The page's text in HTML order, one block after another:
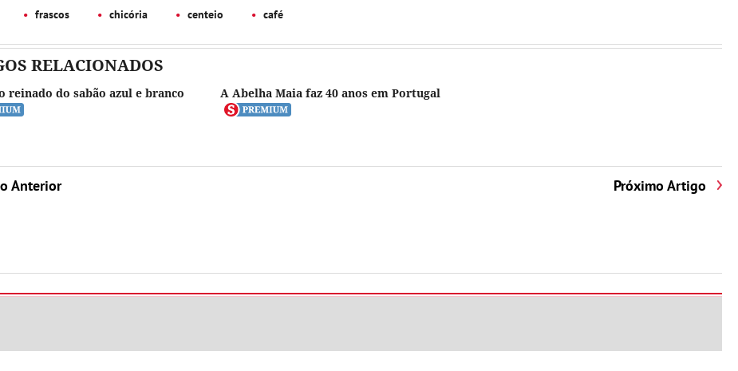
frascos chicória centeio café
RELACIONADOS
reinado do sabão azul e branco A Abelha Maia faz 40 anos em Portugal
Anterior Próximo Artigo